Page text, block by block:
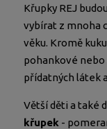
Křupky REJ budou
vybírat z mnoha
věku. Kromě
pohankové
přídatných látek
Větší děti a také
křupek -